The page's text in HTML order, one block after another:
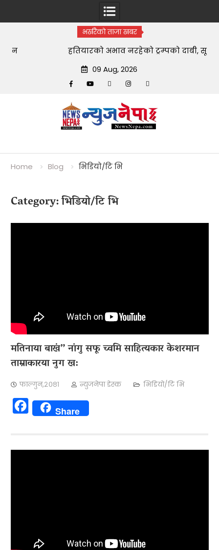
भर्खरैको ताजा खबर
हतियारको अभाव नरहेको ट्रम्पको दाबी, सूचना
09 Aug, 2026
Home Blog भिडियो/टि भि
Category:भिडियो/टि भि
मतिनाया बाखं” नांगु सफू च्वमि साहित्यकार केशरमान
ताम्राकारया नुग ख:
फाल्गुन,२०८१ न्युजनेपा डेस्क भिडियो/टि भि
Facebook
Share